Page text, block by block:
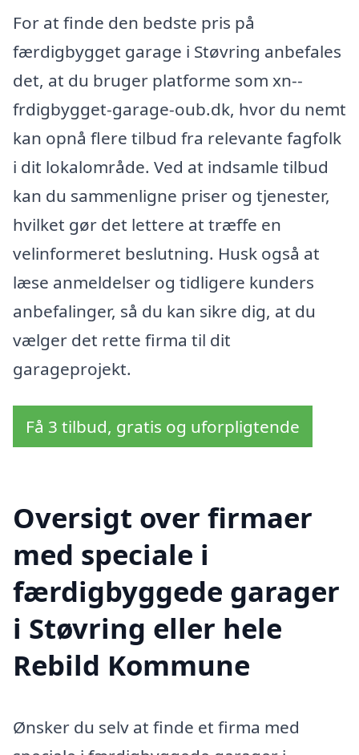
For at finde den bedste pris på
færdigbygget garage i Støvring anbefales
det, at du bruger platforme som xn--
frdigbygget-garage-oub.dk, hvor du nemt
kan opnå flere tilbud fra relevante fagfolk
i dit lokalområde. Ved at indsamle tilbud
kan du sammenligne priser og tjenester,
hvilket gør det lettere at træffe en
velinformeret beslutning. Husk også at
læse anmeldelser og tidligere kunders
anbefalinger, så du kan sikre dig, at du
vælger det rette firma til dit
garageprojekt.
Få 3 tilbud, gratis og uforpligtende
Oversigt over firmaer
med speciale i
færdigbyggede garager
i Støvring eller hele
Rebild Kommune
Ønsker du selv at finde et firma med